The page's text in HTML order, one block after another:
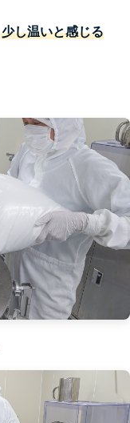
少し温いと感じる